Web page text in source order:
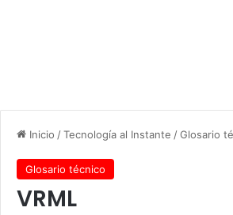
Inicio /Tecnología al Instante /Glosario
Glosario técnico
VRML